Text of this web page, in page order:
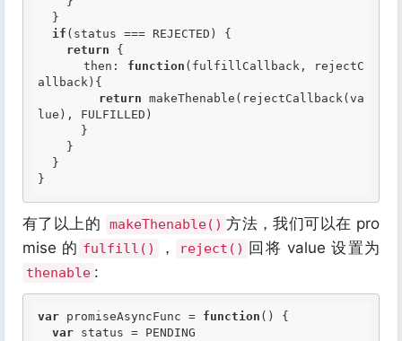
if (status === REJECTED) {
return {
      then:
function (fulfillCallback, rejectC
allback) {
return makeThenable(rejectCallback(va
lue), FULFILLED)
有了以上的 makeThenable() 方法，我们可以在 pro
mise 的 fulfill() ， reject() 回将 value 设置为
thenable :
var promiseAsyncFunc = function ()
{
var status = PENDING